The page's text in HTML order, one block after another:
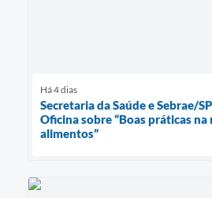
Há 4 dias
Secretaria da Saúde e Sebrae/
Oficina sobre “Boas práticas
alimentos”